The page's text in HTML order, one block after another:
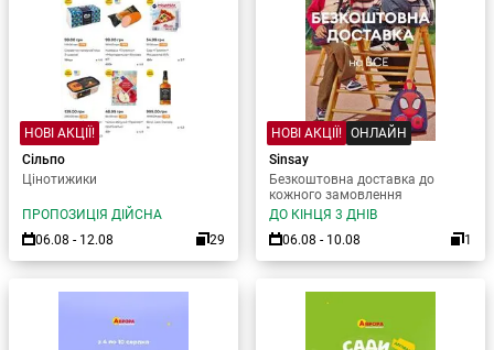
НОВІ АКЦІЇ!
Сільпо
Цінотижики
ПРОПОЗИЦІЯ ДІЙСНА
06.08 - 12.08
29
НОВІ АКЦІЇ! ОНЛАЙН
Sinsay
Безкоштовна доставка до
кожного замовлення
ДО КІНЦЯ 3 ДНІВ
06.08 - 10.08
1